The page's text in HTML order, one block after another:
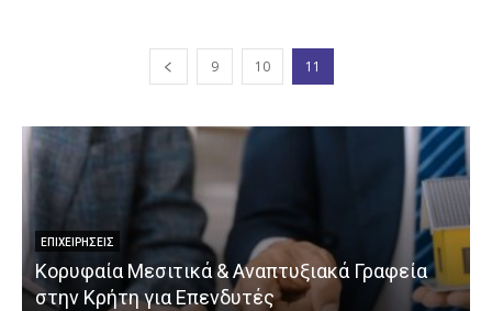
9 10 11
ΕΠΙΧΕΙΡΉΣΕΙΣ
Κορυφαία Μεσιτικά & Αναπτυξιακά Γραφεία
στην Κρήτη για Επενδυτές